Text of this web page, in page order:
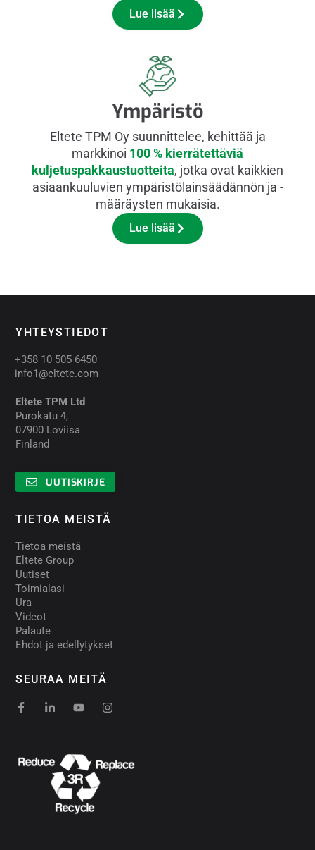
Lue lisää
Ympäristö
Eltete TPM Oy suunnittelee, kehittää ja
markkinoi 100 % kierrätettäviä
kuljetuspakkaustuotteita, jotka ovat kaikkien
asiaankuuluvien ympäristölainsäädännön ja -
määräysten mukaisia.
Lue lisää
YHTEYSTIEDOT​
+358 10 505 6450
info1@eltete.com
Eltete TPM Ltd
Purokatu 4,
07900 Loviisa
Finland
UUTISKIRJE
TIETOA MEISTÄ
Tietoa meistä
Eltete Group
Uutiset
Toimialasi
Ura
Videot
Palaute
Ehdot ja edellytykset
SEURAA MEITÄ